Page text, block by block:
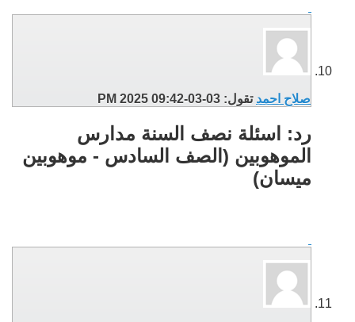
صلاح احمد تقول: 03-03-2025
09:42 PM
رد: اسئلة نصف السنة مدارس
الموهوبين (الصف السادس - موهوبين
ميسان)